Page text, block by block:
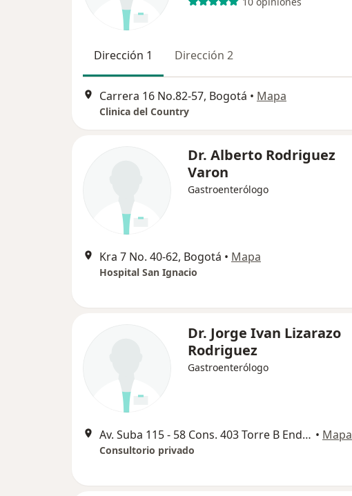
Dirección 1 Dirección 2
Carrera 16 No.82-57, Bogotá • Mapa
Clinica del Country
Dr. Alberto Rodriguez
Varon
Gastroenterólogo
Kra 7 No. 40-62, Bogotá • Mapa
Hospital San Ignacio
Dr. Jorge Ivan Lizarazo
Rodriguez
Gastroenterólogo
Av. Suba 115 ‐ 58 Cons. 403 Torre B Endocentro, Bogotá • Mapa
Consultorio privado